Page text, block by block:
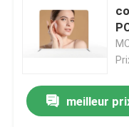
meilleur